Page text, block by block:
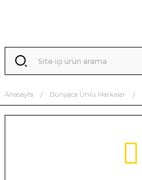
Anasayfa Dünyaca Ünlü Markalar